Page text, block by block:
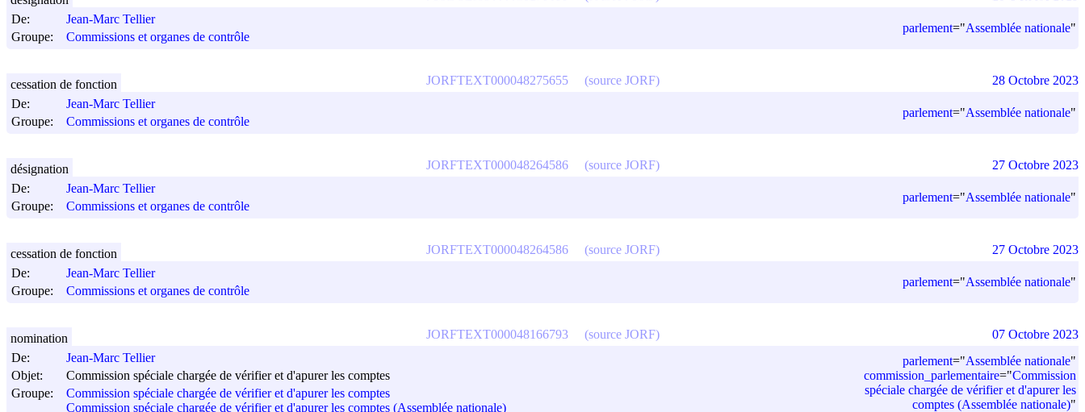
De:
Jean-Marc Tellier
Groupe:
Commissions et organes de contrôle
parlement="Assemblée nationale"
De:
Jean-Marc Tellier
Groupe:
Commissions et organes de contrôle
parlement="Assemblée nationale"
JORFTEXT000048275655 (source JORF)
cessation de fonction 28 Octobre 2023
De:
Jean-Marc Tellier
Groupe:
Commissions et organes de contrôle
parlement="Assemblée nationale"
JORFTEXT000048264586 (source JORF)
désignation 27 Octobre 2023
De:
Jean-Marc Tellier
Groupe:
Commissions et organes de contrôle
parlement="Assemblée nationale"
JORFTEXT000048264586 (source JORF)
cessation de fonction 27 Octobre 2023
De:
Jean-Marc Tellier
Objet:
Commission spéciale chargée de vérifier et d'apurer les comptes
Groupe:
Commission spéciale chargée de vérifier et d'apurer les comptes
Commission spéciale chargée de vérifier et d'apurer les comptes (Assemblée nationale)
parlement="Assemblée nationale"
commission_parlementaire="Commission
spéciale chargée de vérifier et d'apurer les
comptes (Assemblée nationale)"
JORFTEXT000048166793 (source JORF)
nomination 07 Octobre 2023